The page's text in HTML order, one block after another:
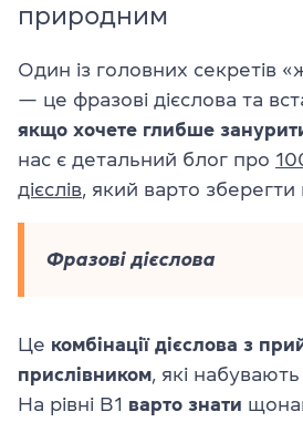
природним
Один із головних секретів
— це фразові дієслова та
якщо хочете глибше
нас є детальний блог про
дієслів , який варто зберегти
Фразові дієслова
Це комбінації дієслова з
прислівником , які
На рівні B1 варто знати